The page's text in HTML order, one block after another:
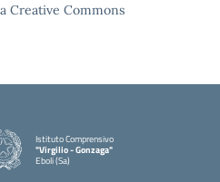
Creative Commons
Istituto Comprensivo
"Virgilio - Gonzaga"
Eboli (Sa)